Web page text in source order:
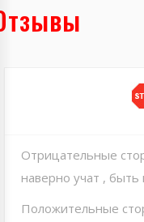
Отрицательные
наверно учат , быть
Положительные